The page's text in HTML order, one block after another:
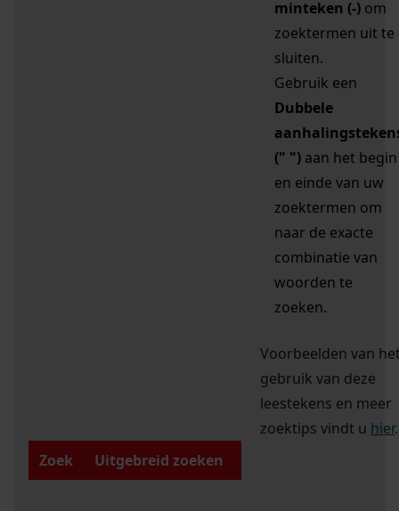
minteken (-) om
zoektermen uit te
sluiten.
Gebruik een
Dubbele
(" ") aan het begin
en einde van uw
zoektermen om
naar de exacte
combinatie van
woorden te
zoeken.
Voorbeelden van
gebruik van deze
leestekens en meer
zoektips vindt u hier.
Zoek
Uitgebreid zoeken